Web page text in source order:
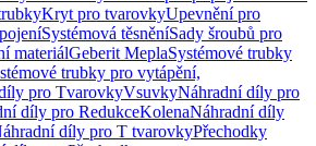
Kryt pro tvarovkyUpevnění pro
Systémová těsněníSady šroubů pro
materiálGeberit MeplaSystémové trubky
trubky pro vytápění,
pro TvarovkyVsuvkyNáhradní díly pro
díly pro RedukceKolenaNáhradní díly
díly pro T tvarovkyPřechodky